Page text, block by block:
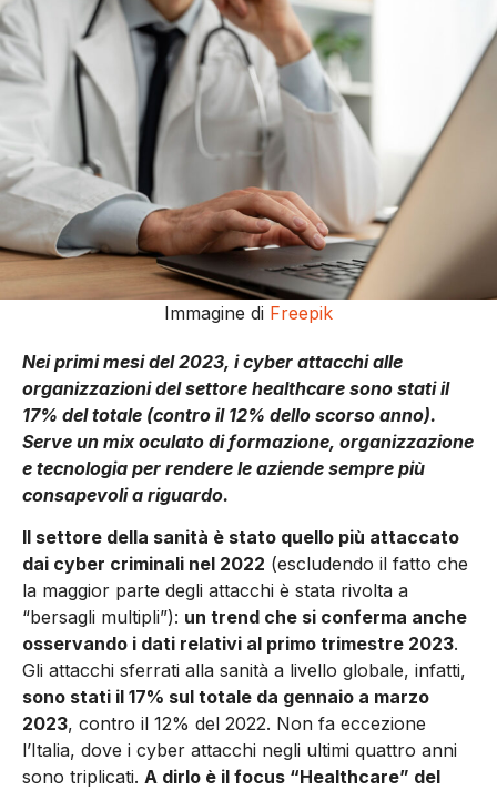
Immagine di Freepik
Nei primi mesi del 2023, i cyber attacchi alle
organizzazioni del settore healthcare sono stati il
17% del totale (contro il 12% dello scorso anno).
Serve un mix oculato di formazione, organizzazione
e tecnologia per rendere le aziende sempre più
consapevoli a riguardo.
Il settore della sanità è stato quello più attaccato
dai cyber criminali nel 2022 (escludendo il fatto che
la maggior parte degli attacchi è stata rivolta a
“bersagli multipli”): un trend che si conferma anche
osservando i dati relativi al primo trimestre 2023.
Gli attacchi sferrati alla sanità a livello globale, infatti,
sono stati il 17% sul totale da gennaio a marzo
2023, contro il 12% del 2022. Non fa eccezione
l’Italia, dove i cyber attacchi negli ultimi quattro anni
sono triplicati. A dirlo è il focus “Healthcare” del